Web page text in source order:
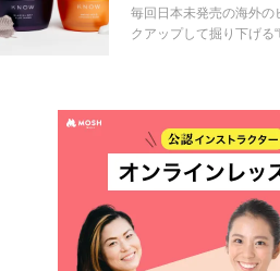
が寄せられたのだ。
BEAUTY」
毎回日本未発売の海外の
クアップして掘り下げる